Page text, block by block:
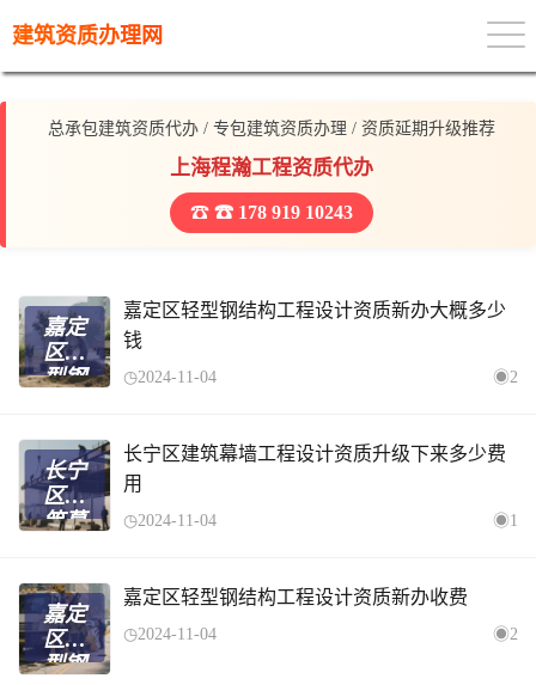
建筑资质办理网
总承包建筑资质代办 / 专包建筑资质办理 / 资质延期升级推荐
上海程瀚工程资质代办
☎ 178 919 10243
嘉定
区轻
型钢
设计
资质
新办
大概
钱
嘉定区轻型钢结构工程设计资质新办大概多少
钱
2024-11-04 2
长宁
区建
筑幕
计资
质升
级下
来多
长宁区建筑幕墙工程设计资质升级下来多少费
用
2024-11-04 1
嘉定
区轻
型钢
嘉定区轻型钢结构工程设计资质新办收费
2024-11-04 2